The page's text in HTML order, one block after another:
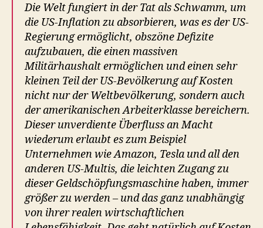
Die Welt fungiert in der Tat als Schwamm, um
die US-Inflation zu absorbieren, was es der US-
Regierung ermöglicht, obszöne Defizite
aufzubauen, die einen massiven
Militärhaushalt ermöglichen und einen sehr
kleinen Teil der US-Bevölkerung auf Kosten
nicht nur der Weltbevölkerung, sondern auch
der amerikanischen Arbeiterklasse bereichern.
Dieser unverdiente Überfluss an Macht
wiederum erlaubt es zum Beispiel
Unternehmen wie Amazon, Tesla und all den
anderen US-Multis, die leichten Zugang zu
dieser Geldschöpfungsmaschine haben, immer
größer zu werden – und das ganz unabhängig
von ihrer realen wirtschaftlichen